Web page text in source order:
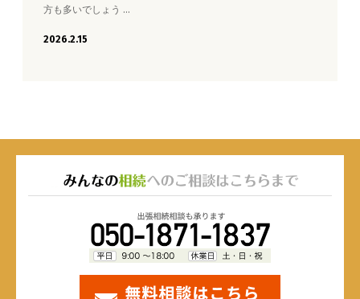
方も多いでしょう …
2026.2.15